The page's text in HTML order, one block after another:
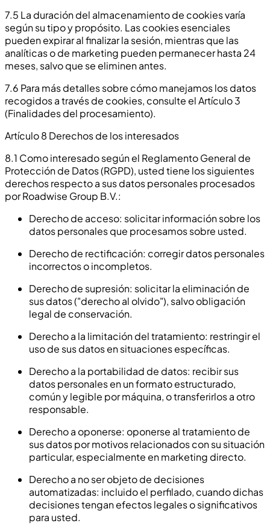
7.5 La duración del almacenamiento de cookies varía
según su tipo y propósito. Las cookies esenciales
pueden expirar al finalizar la sesión, mientras que las
analíticas o de marketing pueden permanecer hasta 24
meses, salvo que se eliminen antes.
7.6 Para más detalles sobre cómo manejamos los datos
recogidos a través de cookies, consulte el Artículo 3
(Finalidades del procesamiento).
Artículo 8 Derechos de los interesados
8.1 Como interesado según el Reglamento General de
Protección de Datos (RGPD), usted tiene los siguientes
derechos respecto a sus datos personales procesados
por Roadwise Group B.V.:
Derecho de acceso: solicitar información sobre los
datos personales que procesamos sobre usted.
Derecho de rectificación: corregir datos personales
incorrectos o incompletos.
Derecho de supresión: solicitar la eliminación de
sus datos ("derecho al olvido"), salvo obligación
legal de conservación.
Derecho a la limitación del tratamiento: restringir el
uso de sus datos en situaciones específicas.
Derecho a la portabilidad de datos: recibir sus
datos personales en un formato estructurado,
común y legible por máquina, o transferirlos a otro
responsable.
Derecho a oponerse: oponerse al tratamiento de
sus datos por motivos relacionados con su situación
particular, especialmente en marketing directo.
Derecho a no ser objeto de decisiones
automatizadas: incluido el perfilado, cuando dichas
decisiones tengan efectos legales o significativos
para usted.